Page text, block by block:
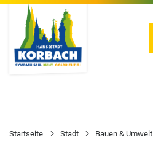
Startseite Stadt Bauen & Umwelt